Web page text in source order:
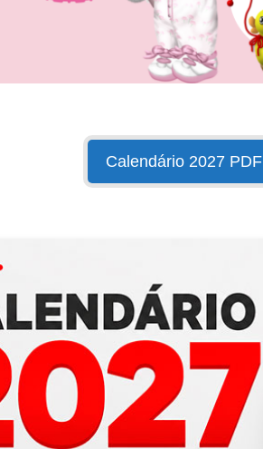
Calendário 2027 PDF